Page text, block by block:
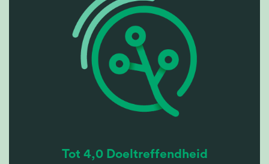
Tot 4,0 Doeltreffendheid